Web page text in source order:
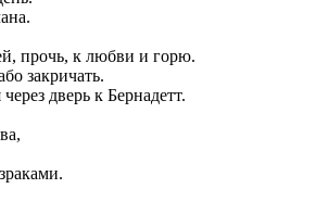
прочь, к любви и горю.
закричать.
дверь к Бернадетт.